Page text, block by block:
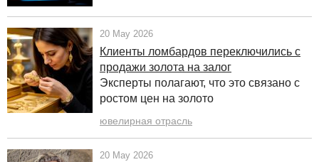
20 May 2026
Клиенты ломбардов переключились с
продажи золота на залог
Эксперты полагают, что это связано с
ростом цен на золото
ювелирная отрасль
20 May 2026